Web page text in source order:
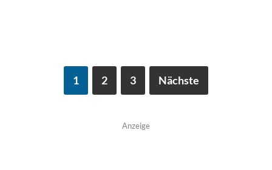
1 2 3 Nächste
Anzeige